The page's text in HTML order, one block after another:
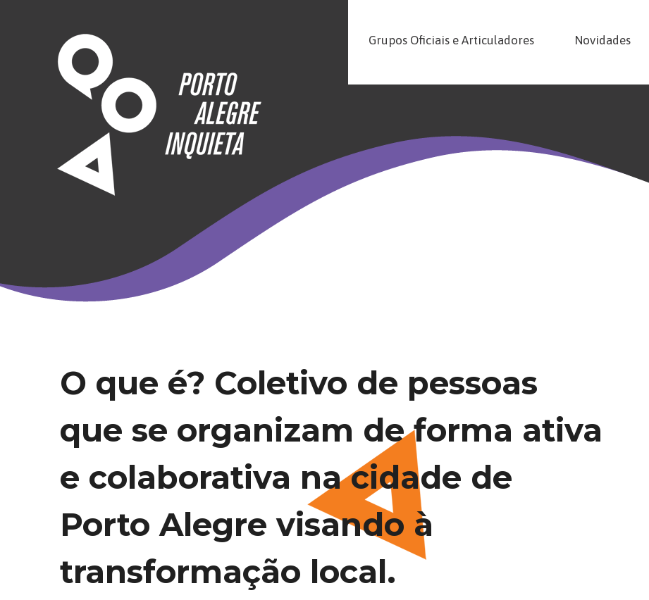
Grupos Oficiais e Articuladores Novidades
O que é? Coletivo de pessoas
que se organizam de forma ativa
e colaborativa na cidade de
Porto Alegre visando à
transformação local.